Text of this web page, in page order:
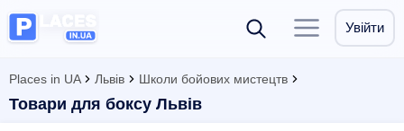
Увійти
Places in UA Львів Школи бойових мистецтв
Товари для боксу Львів